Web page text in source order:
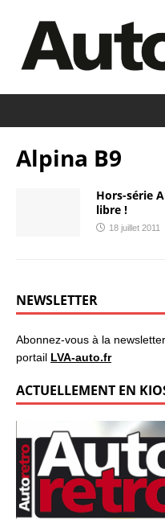
Alpina B9
Hors-série
libre !
18 juillet 2011
NEWSLETTER
Abonnez-vous à la
portail LVA-auto.fr
ACTUELLEMENT EN